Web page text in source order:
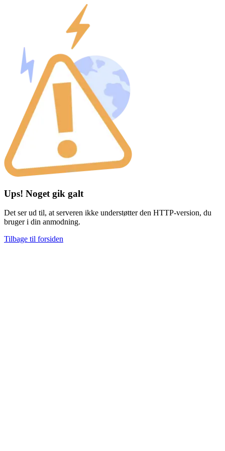
Ups! Noget gik galt
Det ser ud til, at serveren ikke understøtter den HTTP-version, du
bruger i din anmodning.
Tilbage til forsiden